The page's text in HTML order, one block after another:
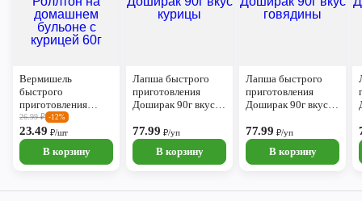
Вермишель
быстрого
приготовления
Роллтон на
домашнем бульоне с
курицей 60г
26.99₽ -12%
23.49₽/шт
В корзину
Лапша быстрого
приготовления
Доширак 90г вкус
77.99₽/уп
В корзину
Лапша быстрого
приготовления
Доширак 90г вкус
77.99₽/уп
В корзину